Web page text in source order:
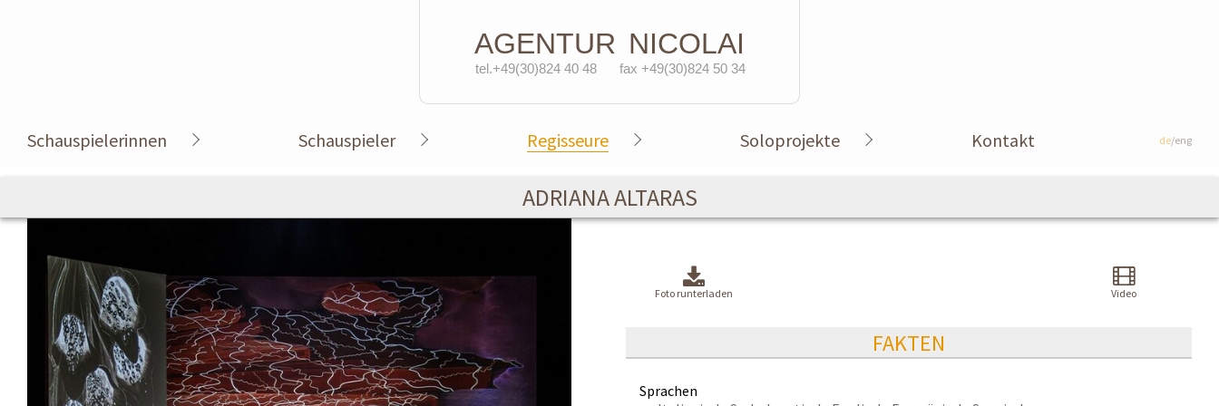
AGENTUR NICOLAI
tel.+49(30)824 40 48 fax +49(30)824 50 34
Schauspielerinnen Schauspieler Regisseure Soloprojekte Kontakt de/eng
ADRIANA ALTARAS
Foto runterladen Video
FAKTEN
Sprachen